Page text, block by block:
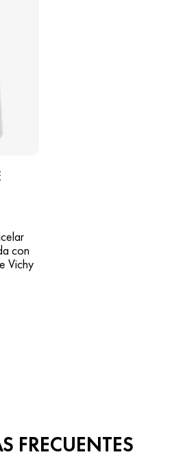
con
Vichy
FRECUENTES